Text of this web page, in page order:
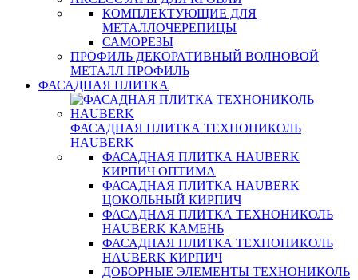
КОМПЛЕКТУЮЩИЕ ДЛЯ
МЕТАЛЛОЧЕРЕПИЦЫ
САМОРЕЗЫ
ПРОФИЛЬ ДЕКОРАТИВНЫЙ ВОЛНОВОЙ
МЕТАЛЛ ПРОФИЛЬ
ФАСАДНАЯ ПЛИТКА
ФАСАДНАЯ ПЛИТКА ТЕХНОНИКОЛЬ
HAUBERK
ФАСАДНАЯ ПЛИТКА HAUBERK
КИРПИЧ ОПТИМА
ФАСАДНАЯ ПЛИТКА HAUBERK
ЦОКОЛЬНЫЙ КИРПИЧ
ФАСАДНАЯ ПЛИТКА ТЕХНОНИКОЛЬ
HAUBERK КАМЕНЬ
ФАСАДНАЯ ПЛИТКА ТЕХНОНИКОЛЬ
HAUBERK КИРПИЧ
ДОБОРНЫЕ ЭЛЕМЕНТЫ ТЕХНОНИКОЛЬ